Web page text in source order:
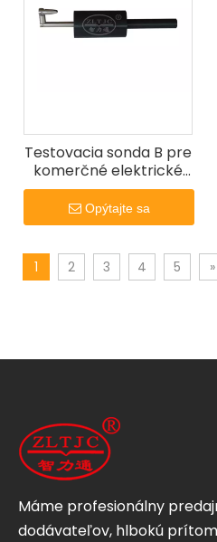
Testovacia sonda B pre
komerčné elektrické
kuchynské stroje podľa
IEC 60335-2-64
Opýtajte sa
1 2 3 4 5 »
Máme profesionálny
dodávateľov, hlbokú